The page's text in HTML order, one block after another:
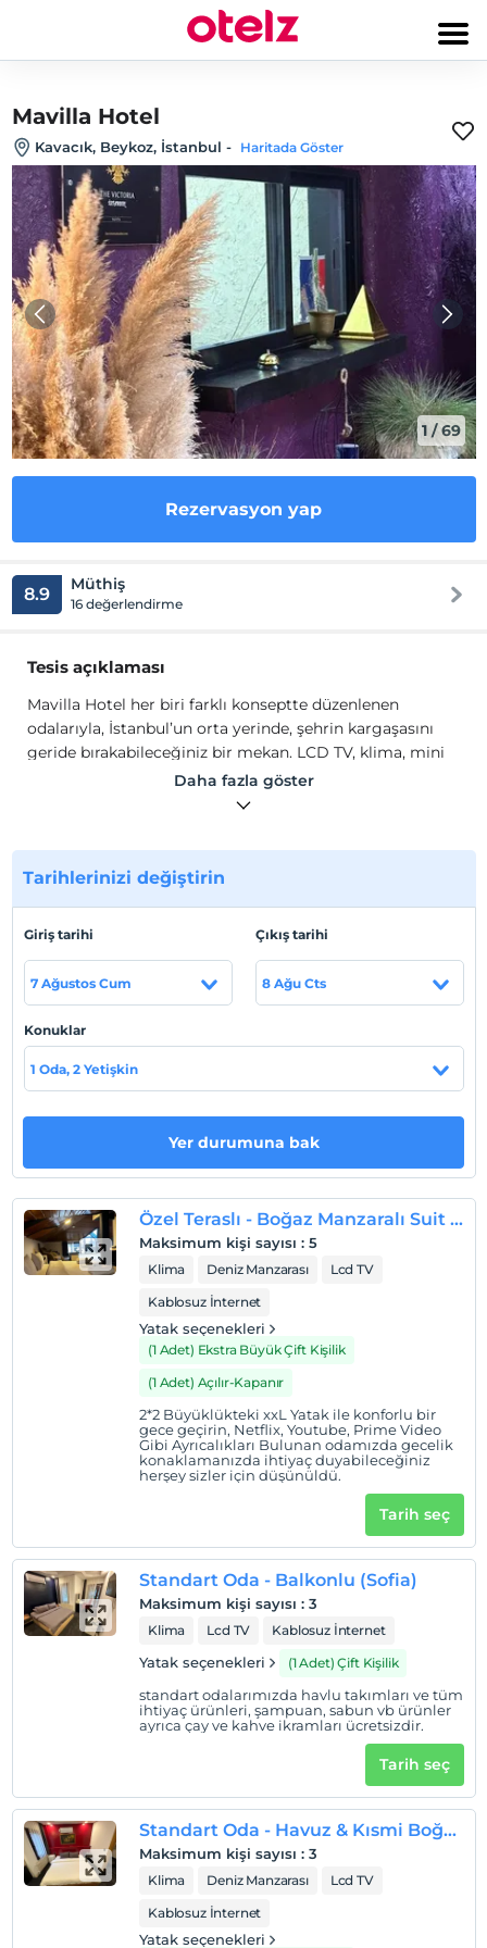
Mavilla Hotel
Kavacık, Beykoz, İstanbul - Haritada Göster
1 /69
Rezervasyon yap
8.9 Müthiş
16 değerlendirme
Tesis açıklaması
Mavilla Hotel her biri farklı konseptte düzenlenen
odalarıyla, İstanbul’un orta yerinde, şehrin kargaşasını
geride bırakabileceğiniz bir mekan. LCD TV, klima, mini
bar, kablosuz internet bağlantısı, safe box bulunan
odalarımız bir otelin sunabileceği her türlü konfordan
imkanları bulunmaktadır.
VIP odalarımızda ekstra hizmetlerde jakuzi ve geniş
yataklar, bazı suitlerde şömine ve teras vardır. Netflix,
Prime Video, Youtube gibi hizmetlerbu özel
odalarımızda üyelikleri açık halde ücretsiz olarak
mevcuttur.
Tesis lokasyon bilgileri
Göksu Evleri sitesinde bulunan otelimiz Medipol
Üniversitesi Kampüsü'ne, Kavacık Köprüsü'ne 2 dk.
mesafede, Anadolu Hisarı'na 2 dk. mesafededir,
Haritada Göster
Otel koşulları
En erken saat 14:00 ve sonrası
En geç saat 12:00 ve öncesi
Sigara
Sigara içilen alanlar var
Çocuklar
2 yaşına kadar olan bebekler ücretsizdir.
Daha fazla göster
Tarihlerinizi değiştirin
Giriş tarihi
7 Ağustos Cum
Çıkış tarihi
8 Ağu Cts
Konuklar
1 Oda, 2 Yetişkin
Yer durumuna bak
Özel Teraslı - Boğaz Manzaralı Suit ►Netflix ♫ Youtube (Giza)
Maksimum kişi sayısı : 5
Klima Deniz Manzarası
Lcd TV
Kablosuz İnternet
Yatak seçenekleri
(1 Adet) Ekstra Büyük Çift Kişilik
(1 Adet) Açılır-Kapanır
2*2 Büyüklükteki xxL Yatak ile konforlu bir
gece geçirin, Netflix, Youtube, Prime Video
Gibi Ayrıcalıkları Bulunan odamızda gecelik
konaklamanızda ihtiyaç duyabileceğiniz
herşey sizler için düşünüldü.
Tarih seç
Standart Oda - Balkonlu (Sofia)
Maksimum kişi sayısı : 3
Klima Lcd TV Kablosuz İnternet
Yatak seçenekleri (1 Adet) Çift Kişilik
standart odalarımızda havlu takımları ve tüm
ihtiyaç ürünleri, şampuan, sabun vb ürünler
ayrıca çay ve kahve ikramları ücretsizdir.
Tarih seç
Standart Oda - Havuz & Kısmi Boğaz Manzaralı (Hiera)
Maksimum kişi sayısı : 3
Klima Deniz Manzarası
Lcd TV
Kablosuz İnternet
Yatak seçenekleri